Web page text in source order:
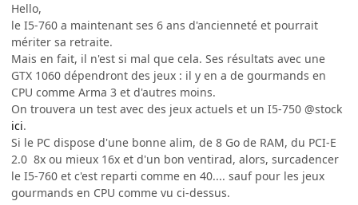
Hello,
le I5-760 a maintenant ses 6 ans d'ancienneté et pourrait
mériter sa retraite.
Mais en fait, il n'est si mal que cela. Ses résultats avec une
GTX 1060 dépendront des jeux : il y en a de gourmands en
CPU comme Arma 3 et d'autres moins.
On trouvera un test avec des jeux actuels et un I5-750 @stock
ici.
Si le PC dispose d'une bonne alim, de 8 Go de RAM, du PCI-E
2.0 8x ou mieux 16x et d'un bon ventirad, alors, surcadencer
le I5-760 et c'est reparti comme en 40.... sauf pour les jeux
gourmands en CPU comme vu ci-dessus.